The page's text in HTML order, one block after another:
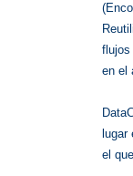
en el
el